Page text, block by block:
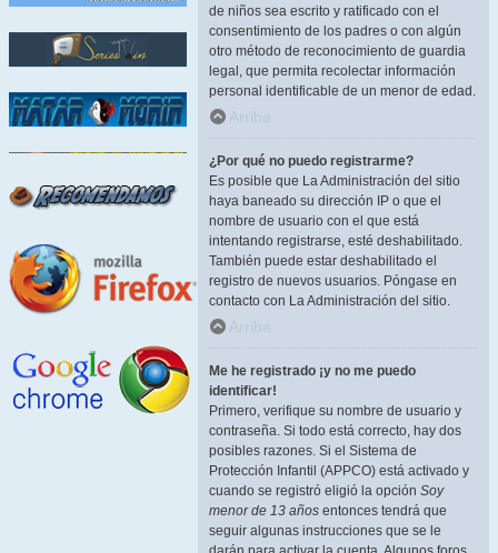
de niños sea escrito y ratificado con el
consentimiento de los padres o con algún
otro método de reconocimiento de guardia
legal, que permita recolectar información
personal identificable de un menor de edad.
Arriba
¿Por qué no puedo registrarme?
Es posible que La Administración del sitio
haya baneado su dirección IP o que el
nombre de usuario con el que está
intentando registrarse, esté deshabilitado.
También puede estar deshabilitado el
registro de nuevos usuarios. Póngase en
contacto con La Administración del sitio.
Arriba
Me he registrado ¡y no me puedo
identificar!
Primero, verifique su nombre de usuario y
contraseña. Si todo está correcto, hay dos
posibles razones. Si el Sistema de
Protección Infantil (APPCO) está activado y
cuando se registró eligió la opción Soy
menor de 13 años entonces tendrá que
seguir algunas instrucciones que se le